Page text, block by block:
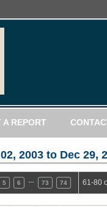
A REPORT
2003 to Dec 29,
5 6 73 74 61-80